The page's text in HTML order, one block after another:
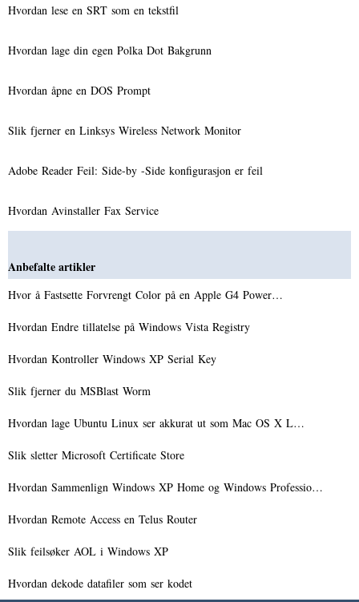
Hvordan lese en SRT som en tekstfil
Hvordan lage din egen Polka Dot Bakgrunn
Hvordan åpne en DOS Prompt
Slik fjerner en Linksys Wireless Network Monitor
Adobe Reader Feil: Side-by -Side konfigurasjon er feil
Hvordan Avinstaller Fax Service
Anbefalte artikler
Hvor å Fastsette Forvrengt Color på en Apple G4 Power…
Hvordan Endre tillatelse på Windows Vista Registry
Hvordan Kontroller Windows XP Serial Key
Slik fjerner du MSBlast Worm
Hvordan lage Ubuntu Linux ser akkurat ut som Mac OS X L…
Slik sletter Microsoft Certificate Store
Hvordan Sammenlign Windows XP Home og Windows Professio…
Hvordan Remote Access en Telus Router
Slik feilsøker AOL i Windows XP
Hvordan dekode datafiler som ser kodet